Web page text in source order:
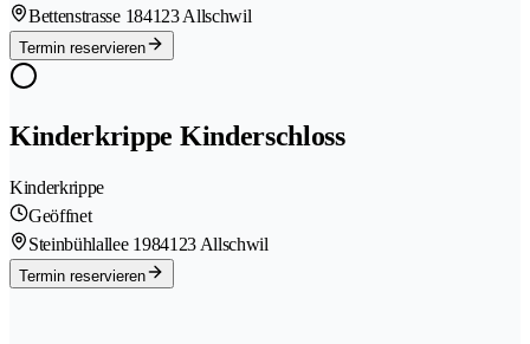
Bettenstrasse 184123 Allschwil
Termin reservieren
Kinderkrippe Kinderschloss
Kinderkrippe
Geöffnet
Steinbühlallee 1984123 Allschwil
Termin reservieren